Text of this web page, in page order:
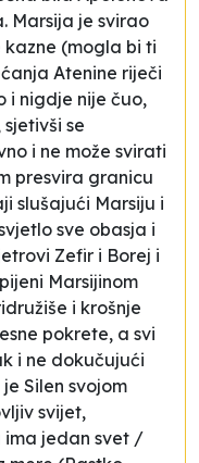
Marsija je svirao
kazne (mogla bi ti
Atenine riječi
i nigdje nije čuo,
se
i ne može svirati
presvira granicu
slušajući Marsiju i
sve obasja i
Zefir i Borej i
Marsijinom
i krošnje
pokrete, a svi
i ne dokučujući
Silen svojom
svijet,
ima jedan svet /